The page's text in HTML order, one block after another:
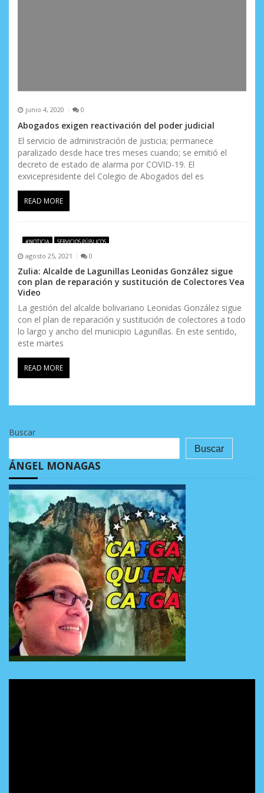
junio 4, 2020 0
Abogados exigen reactivación del poder judicial
El servicio de administración de justicia; permanece
paralizado desde hace tres meses cuando; se emitió el
decreto de estado de alarma por COVID-19. El
exvicepresidente del Colegio de Abogados del es
READ MORE
#NOTICIA SERVICIOS PÚBLICOS
agosto 25, 2021 0
Zulia: Alcalde de Lagunillas Leonidas González sigue
con plan de reparación y sustitución de Colectores Vea
Video
La gestión del alcalde bolivariano Leonidas González sigue
con el plan de reparación y sustitución de colectores a todo
lo largo y ancho del municipio Lagunillas. En este sentido,
este martes
READ MORE
Buscar
Buscar
ÁNGEL MONAGAS